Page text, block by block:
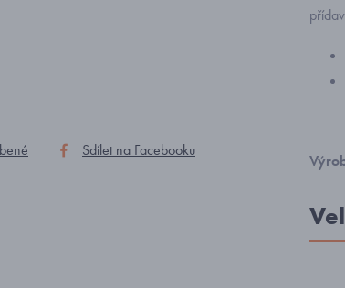
Sdílet na Facebooku